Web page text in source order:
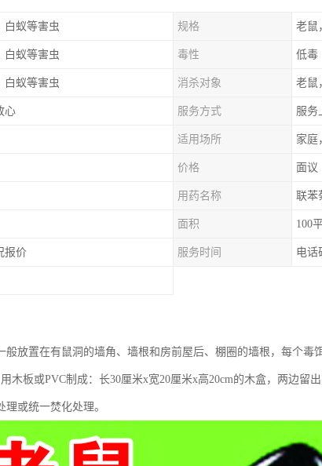
白蚁等害虫 规格 老鼠
白蚁等害虫 毒性 低毒
白蚁等害虫 消杀对象 老鼠
心 服务方式 服务
适用场所 家庭
价格 面议
用药名称 联苯
面积 100
报价 服务时间 电话
般放置在有鼠洞的墙角、墙根和房前屋后、棚圈的墙根，每个毒
木板或PVC制成：长30厘米x宽20厘米x高20cm的木盒，两边留
或统一焚化处理。